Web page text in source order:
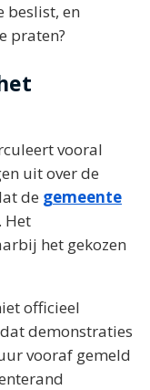
beslist, en
praten?
vooral
uit over de
de gemeente
Het
het gekozen
officieel
demonstraties
vooraf gemeld